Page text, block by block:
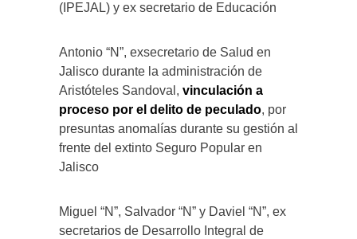
(IPEJAL) y ex secretario de Educación
Antonio “N”, exsecretario de Salud en
Jalisco durante la administración de
Aristóteles Sandoval, vinculación a
proceso por el delito de peculado, por
presuntas anomalías durante su gestión al
frente del extinto Seguro Popular en
Jalisco
Miguel “N”, Salvador “N” y Daviel “N”, ex
secretarios de Desarrollo Integral de